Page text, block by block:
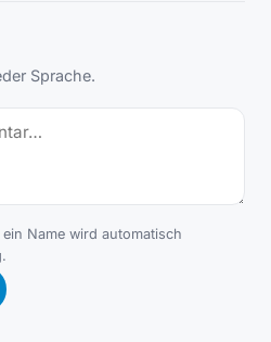
Sprache.
Name wird automatisch